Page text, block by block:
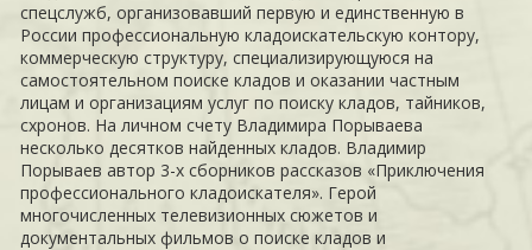
спецслужб, организовавший первую и единственную в
России профессиональную кладоискательскую контору,
коммерческую структуру, специализирующуюся на
самостоятельном поиске кладов и оказании частным
лицам и организациям услуг по поиску кладов, тайников,
схронов. На личном счету Владимира Порываева
несколько десятков найденных кладов. Владимир
Порываев автор 3-х сборников рассказов «Приключения
профессионального кладоискателя». Герой
многочисленных телевизионных сюжетов и
документальных фильмов о поиске кладов и